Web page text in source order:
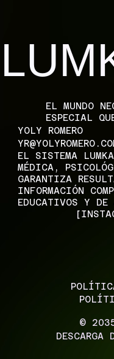
EL MUNDO
ESPECIAL
YOLY ROMERO
EL SISTEMA
MÉDICA,
GARANTIZA
INFORMACIÓN
EDUCATIVOS Y DE
©
DESCARGA